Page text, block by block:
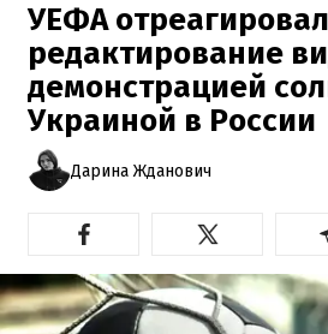
УЕФА
редактирование
демонстрацией
Украиной в России
Дарина Жданович